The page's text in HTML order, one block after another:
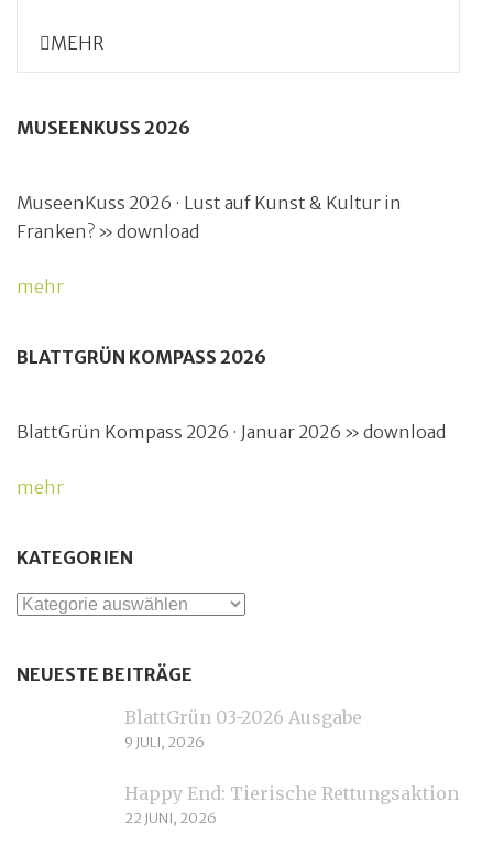
MEHR
MUSEENKUSS 2026
MuseenKuss 2026 · Lust auf Kunst & Kultur in
Franken? » download
mehr
BLATTGRÜN KOMPASS 2026
BlattGrün Kompass 2026 · Januar 2026 » download
mehr
KATEGORIEN
Kategorien
NEUESTE BEITRÄGE
BlattGrün 03-2026 Ausgabe
9 JULI, 2026
Happy End: Tierische Rettungsaktion
22 JUNI, 2026